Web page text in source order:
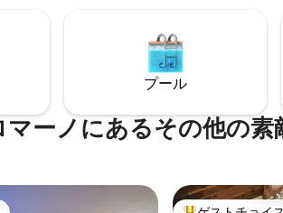
ヴィニャーノ・ロマー
畳の旧市街にある、地
レストランやカフェが
華で歴史的な村です。
地の良い空間をお
コン、薪ストーブ
季節も快適にお過
すぐご予約くだ
をお楽しみくださ
プール
マーノにあるその他の